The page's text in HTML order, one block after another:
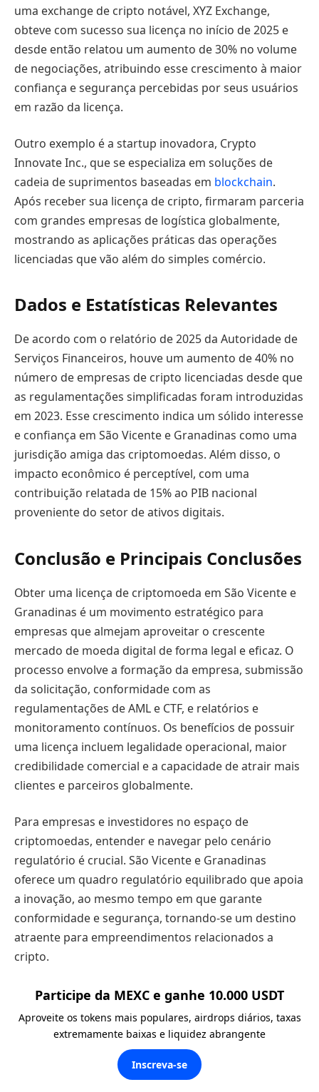
uma exchange de cripto notável, XYZ Exchange,
obteve com sucesso sua licença no início de 2025 e
desde então relatou um aumento de 30% no volume
de negociações, atribuindo esse crescimento à maior
confiança e segurança percebidas por seus usuários
em razão da licença.
Outro exemplo é a startup inovadora, Crypto
Innovate Inc., que se especializa em soluções de
cadeia de suprimentos baseadas em blockchain.
Após receber sua licença de cripto, firmaram parceria
com grandes empresas de logística globalmente,
mostrando as aplicações práticas das operações
licenciadas que vão além do simples comércio.
Dados e Estatísticas Relevantes
De acordo com o relatório de 2025 da Autoridade de
Serviços Financeiros, houve um aumento de 40% no
número de empresas de cripto licenciadas desde que
as regulamentações simplificadas foram introduzidas
em 2023. Esse crescimento indica um sólido interesse
e confiança em São Vicente e Granadinas como uma
jurisdição amiga das criptomoedas. Além disso, o
impacto econômico é perceptível, com uma
contribuição relatada de 15% ao PIB nacional
proveniente do setor de ativos digitais.
Conclusão e Principais Conclusões
Obter uma licença de criptomoeda em São Vicente e
Granadinas é um movimento estratégico para
empresas que almejam aproveitar o crescente
mercado de moeda digital de forma legal e eficaz. O
processo envolve a formação da empresa, submissão
da solicitação, conformidade com as
regulamentações de AML e CTF, e relatórios e
monitoramento contínuos. Os benefícios de possuir
uma licença incluem legalidade operacional, maior
credibilidade comercial e a capacidade de atrair mais
clientes e parceiros globalmente.
Para empresas e investidores no espaço de
criptomoedas, entender e navegar pelo cenário
regulatório é crucial. São Vicente e Granadinas
oferece um quadro regulatório equilibrado que apoia
a inovação, ao mesmo tempo em que garante
conformidade e segurança, tornando-se um destino
atraente para empreendimentos relacionados a
cripto.
Participe da MEXC e ganhe 10.000 USDT
Aproveite os tokens mais populares, airdrops diários, taxas
extremamente baixas e liquidez abrangente
Inscreva-se